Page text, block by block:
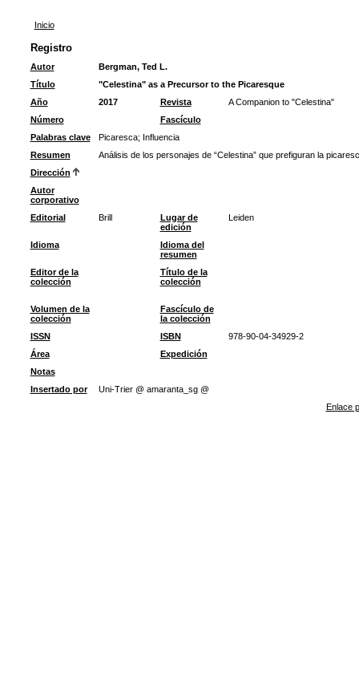
Inicio
Registro
Autor
Bergman, Ted L.
Título
"Celestina" as a Precursor to the Picaresque
Año
2017 Revista
A Companion to "Celestina"
Número
Fascículo
Palabras clave
Picaresca; Influencia
Resumen
Análisis de los personajes de “Celestina” que prefiguran la
Dirección
Autor
corporativo
Editorial
Brill
Lugar de
edición
Leiden
Idioma
Idioma del
resumen
Editor de la
colección
Título de la
colección
Volumen de la
colección
Fascículo de
la colección
ISSN
ISBN
978-90-04-34929-2
Área
Expedición
Notas
Insertado por
Uni-Trier @ amaranta_sg @
Enlace